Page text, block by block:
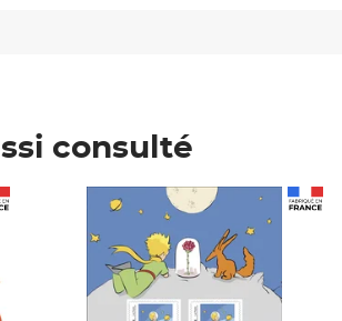
consulté
Prix 7,50€